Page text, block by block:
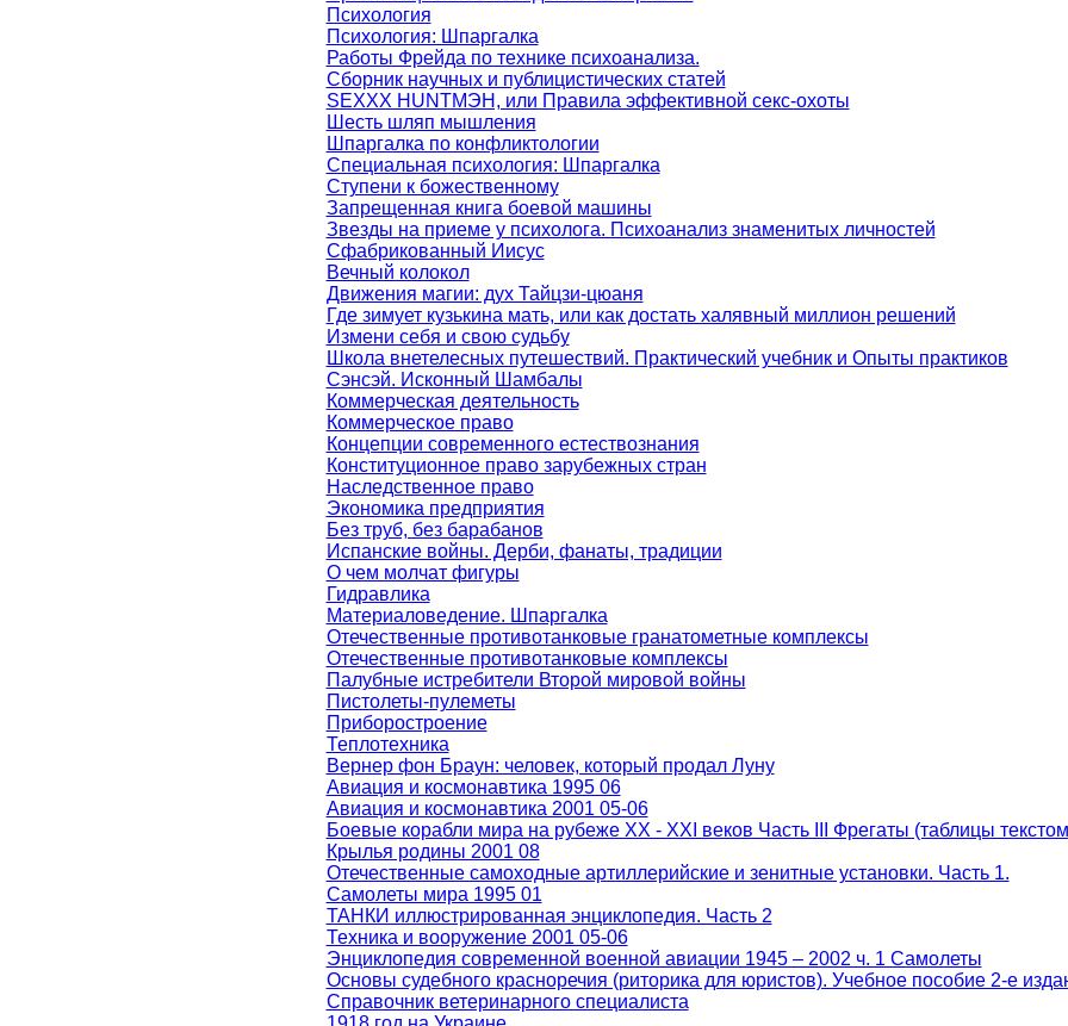
Психология
Психология: Шпаргалка
Работы Фрейда по технике психоанализа.
Сборник научных и публицистических статей
SEXXX HUNTМЭН, или Правила эффективной секс-охоты
Шесть шляп мышления
Шпаргалка по конфликтологии
Специальная психология: Шпаргалка
Ступени к божественному
Запрещенная книга боевой машины
Звезды на приеме у психолога. Психоанализ знаменитых личностей
Сфабрикованный Иисус
Вечный колокол
Движения магии: дух Тайцзи-цюаня
Где зимует кузькина мать, или как достать халявный миллион решений
Измени себя и свою судьбу
Школа внетелесных путешествий. Практический учебник и Опыты практиков
Сэнсэй. Исконный Шамбалы
Коммерческая деятельность
Коммерческое право
Концепции современного естествознания
Конституционное право зарубежных стран
Наследственное право
Экономика предприятия
Без труб, без барабанов
Испанские войны. Дерби, фанаты, традиции
О чем молчат фигуры
Гидравлика
Материаловедение. Шпаргалка
Отечественные противотанковые гранатометные комплексы
Отечественные противотанковые комплексы
Палубные истребители Второй мировой войны
Пистолеты-пулеметы
Приборостроение
Теплотехника
Вернер фон Браун: человек, который продал Луну
Авиация и космонавтика 1995 06
Авиация и космонавтика 2001 05-06
Боевые корабли мира на рубеже XX - XXI веков Часть III Фрегаты (таблицы
Крылья родины 2001 08
Отечественные самоходные артиллерийские и зенитные установки. Часть 1.
Самолеты мира 1995 01
ТАНКИ иллюстрированная энциклопедия. Часть 2
Техника и вооружение 2001 05-06
Энциклопедия современной военной авиации 1945 – 2002 ч. 1 Самолеты
Основы судебного красноречия (риторика для юристов). Учебное пособие 2-е
Справочник ветеринарного специалиста